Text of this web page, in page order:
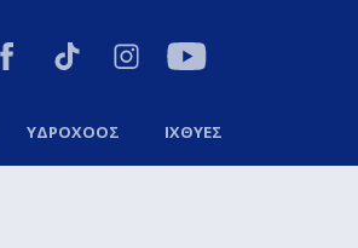
ΥΔΡΟΧΟΟΣ ΙΧΘΥΕΣ